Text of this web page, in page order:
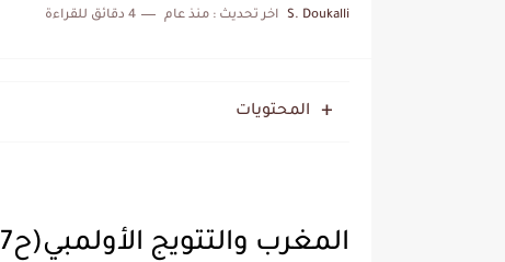
S. Doukalli اخر تحديث : منذ عام 4 دقائق للقراءة
المحتويات